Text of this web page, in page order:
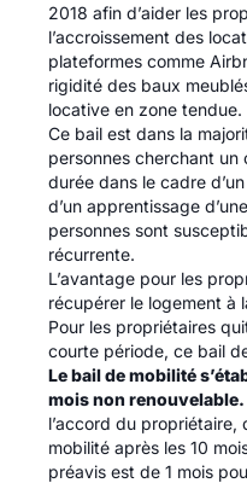
2018 afin d’aider les
l’accroissement des
plateformes comme
rigidité des baux
locative en zone tendue.
Ce bail est dans la
personnes cherchant
durée dans le cadre
d’un apprentissage
personnes sont
récurrente.
L’avantage pour les
récupérer le logement à
Pour les propriétaires
courte période, ce bail
Le bail de mobilité
mois non renouvelable.
l’accord du
mobilité après les 10
préavis est de 1 mois